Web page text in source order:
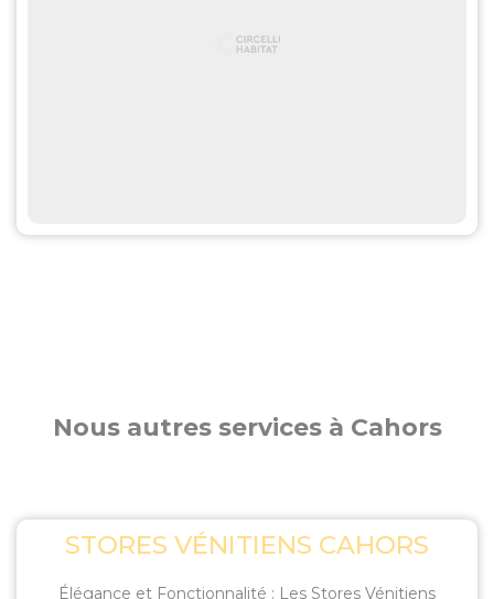
Nous autres services à Cahors
STORES VÉNITIENS CAHORS
Élégance et Fonctionnalité : Les Stores Vénitiens